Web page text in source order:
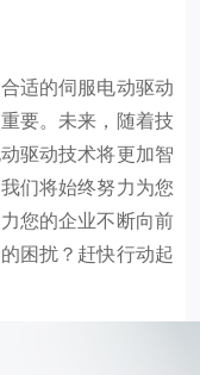
适的伺服电动驱动
要。未来，随着技
驱动技术将更加智
们将始终努力为您
您的企业不断向前
困扰？赶快行动起